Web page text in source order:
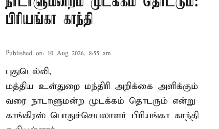
பிரியங்கா காந்தி
Published on: 10 Aug 2026, 8:55 am
புதுடெல்லி,
மத்திய உள்துறை மந்திரி அறிக்கை அளிக்கும்
வரை நாடாளுமன்ற முடக்கம் தொடரும் என்று
காங்கிரஸ் பொதுச்செயலாளர் பிரியங்கா காந்தி